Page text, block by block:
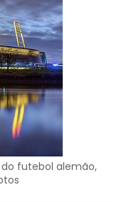
futebol alemão,